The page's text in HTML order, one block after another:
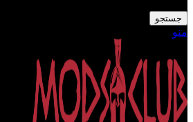
جستجو
منو